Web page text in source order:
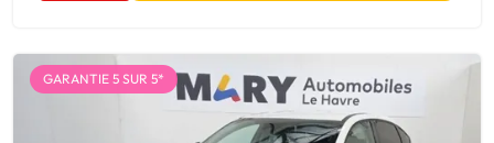
GARANTIE 5 SUR 5*